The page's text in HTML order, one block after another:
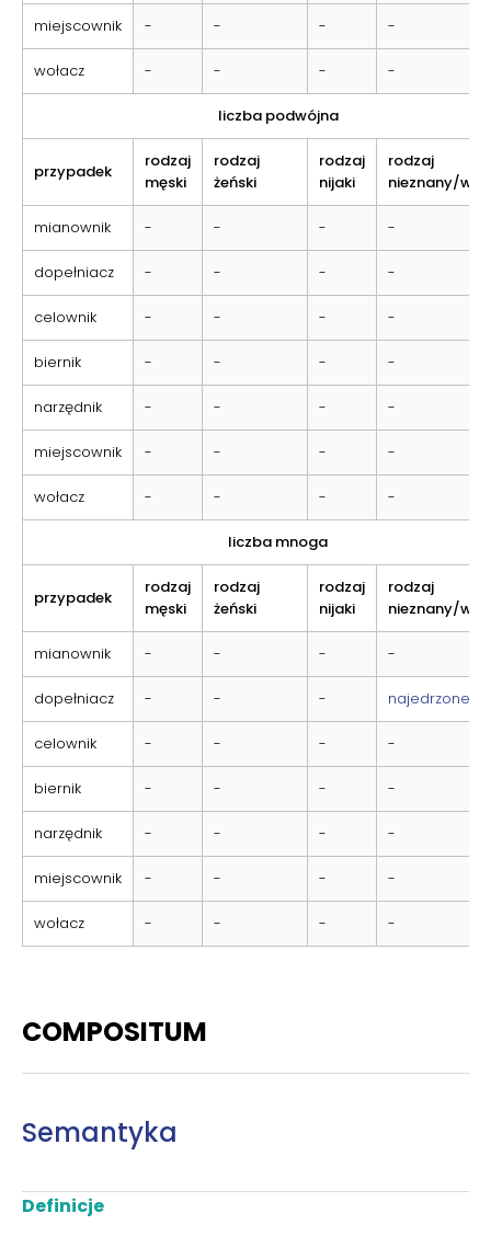
miejscownik - - - -
wołacz - - - -
liczba podwójna
przypadek
rodzaj
męski
rodzaj
żeński
rodzaj
nijaki
rodzaj
nieznany/
mianownik - - - -
dopełniacz - - - -
celownik - - - -
biernik - - - -
narzędnik - - - -
miejscownik - - - -
wołacz - - - -
liczba mnoga
przypadek
rodzaj
męski
rodzaj
żeński
rodzaj
nijaki
rodzaj
nieznany/
mianownik - - - -
dopełniacz - - - najedrzonech
celownik - - - -
biernik - - - -
narzędnik - - - -
miejscownik - - - -
wołacz - - - -
COMPOSITUM
Semantyka
Definicje